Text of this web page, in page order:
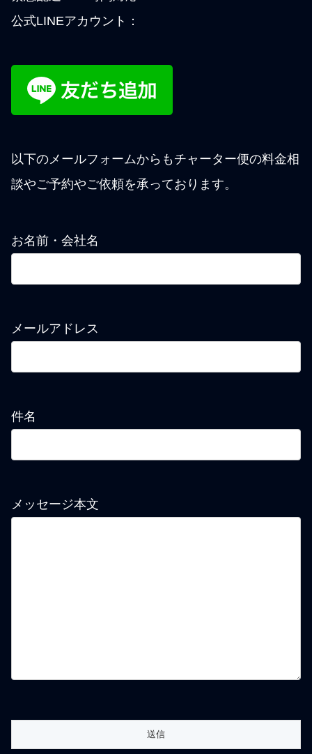
公式LINEアカウント：
以下のメールフォームからもチャーター便の料金相
談やご予約やご依頼を承っております。
お名前・会社名
メールアドレス
件名
メッセージ本文